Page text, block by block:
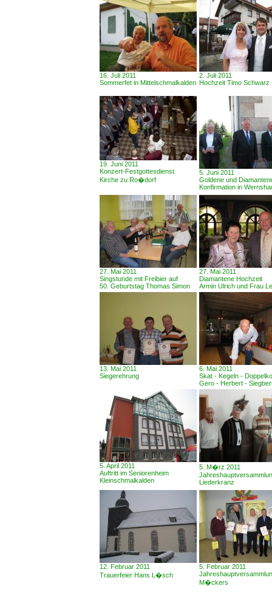
16. Juli 2011
Sommerfet in Mittelschmalkalden
2. Juli 2011
Hochzeit Timo Schwarz
19. Juni 2011
Konzert-Festgottesdienst
Kirche zu Ro�dorf
5. Juni 2011
Goldene und
Konfirmation in
27. Mai 2011
Singstunde mit Freibier auf
50. Geburtstag Thomas Simon
27. Mai 2011
Diamantene Hochzeit
Armin Ulrich und Frau
13. Mai 2011
Siegerehrung
6. Mai 2011
Skat - Kegeln -
Gero - Herbert -
5. April 2011
Auftritt im Seniorenheim
Kleinschmalkalden
5. M�rz 2011
Liederkranz
12. Februar 2011
Trauerfeier Hans L�sch
5. Februar 2011
M�ckers